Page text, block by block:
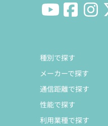
種別で探す
メーカーで探す
通信距離で探す
性能で探す
利用業種で探す